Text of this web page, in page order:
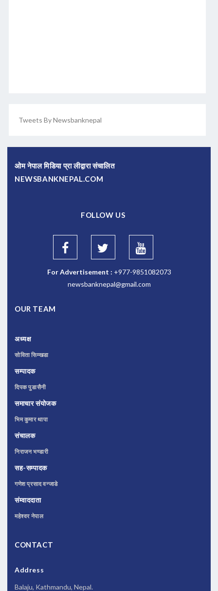
Tweets By Newsbanknepal
ओम नेपाल मिडिया प्रा लीद्वारा संचालित
NEWSBANKNEPAL.COM
FOLLOW US
For Advertisement : +977-9851082073
newsbanknepal@gmail.com
OUR TEAM
अध्यक्ष
सोविता सिम्खडा
सम्पादक
दिपक पुडासैनी
समाचार संयोजक
भिम कुमार थापा
संचालक
निराजन भण्डारी
सह-सम्पादक
गणेश प्रसाद वन्जाडे
संम्वाददाता
महेश्वर नेपाल
CONTACT
Address
Balaju, Kathmandu, Nepal.